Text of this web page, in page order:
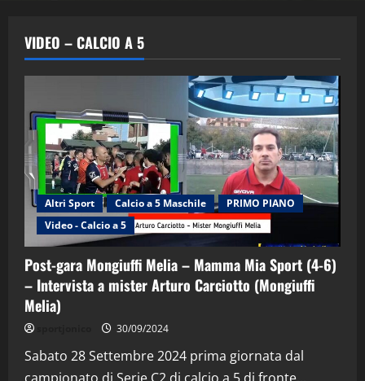
VIDEO – CALCIO A 5
Altri Sport Calcio a 5 Maschile
PRIMO PIANO
Video - Calcio a 5
Post-gara Mongiuffi Melia – Mamma Mia Sport (4-6)
– Intervista a mister Arturo Carciotto (Mongiuffi
Melia)
30/09/2024
Sabato 28 Settembre 2024 prima giornata dal
“SportEmpire” in Podcast: 29^ Puntata
(Martedi 28 Aprile 2026)
28/04/2026